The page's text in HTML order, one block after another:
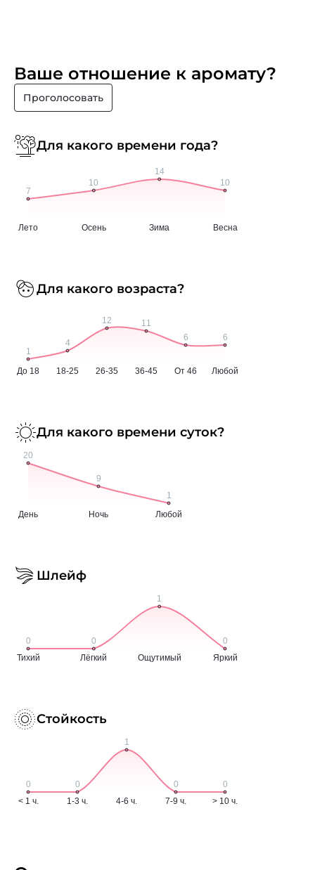
Ваше отношение к аромату?
Проголосовать
Для какого времени года?
Для какого возраста?
Для какого времени суток?
Шлейф
Стойкость